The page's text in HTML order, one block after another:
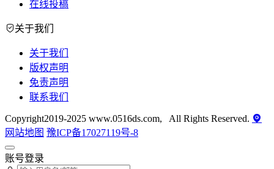
在线投稿
关于我们
关于我们
版权声明
免责声明
联系我们
Copyright2019-2025 www.0516ds.com, All Rights Reserved.
网站地图 豫ICP备17027119号-8
账号登录